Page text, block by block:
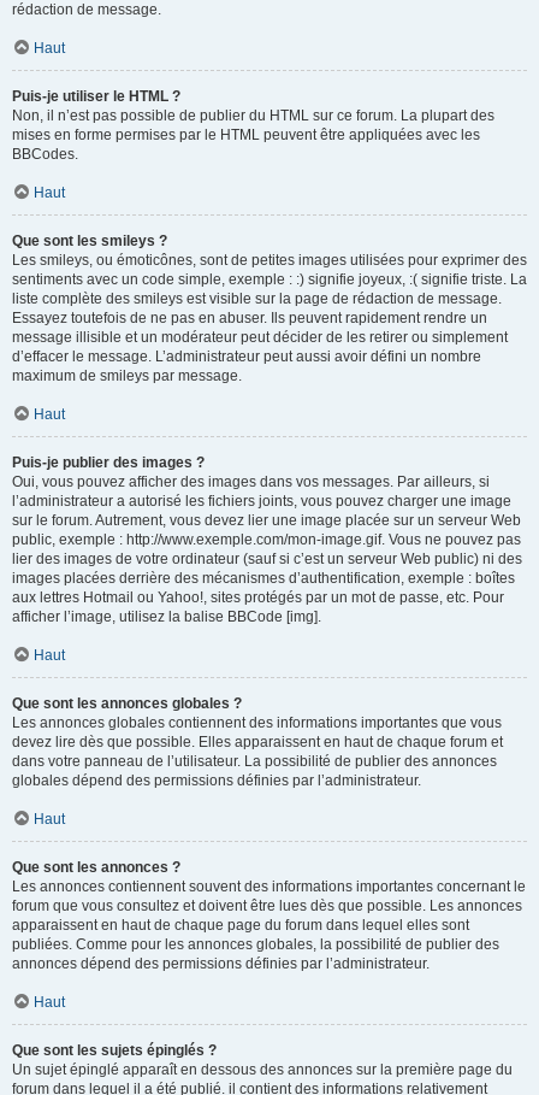
rédaction de message.
Haut
Puis-je utiliser le HTML ?
Non, il n’est pas possible de publier du HTML sur ce forum. La plupart des
mises en forme permises par le HTML peuvent être appliquées avec les
BBCodes.
Haut
Que sont les smileys ?
Les smileys, ou émoticônes, sont de petites images utilisées pour exprimer des
sentiments avec un code simple, exemple : :) signifie joyeux, :( signifie triste. La
liste complète des smileys est visible sur la page de rédaction de message.
Essayez toutefois de ne pas en abuser. Ils peuvent rapidement rendre un
message illisible et un modérateur peut décider de les retirer ou simplement
d’effacer le message. L’administrateur peut aussi avoir défini un nombre
maximum de smileys par message.
Haut
Puis-je publier des images ?
Oui, vous pouvez afficher des images dans vos messages. Par ailleurs, si
l’administrateur a autorisé les fichiers joints, vous pouvez charger une image
sur le forum. Autrement, vous devez lier une image placée sur un serveur Web
public, exemple : http://www.exemple.com/mon-image.gif. Vous ne pouvez pas
lier des images de votre ordinateur (sauf si c’est un serveur Web public) ni des
images placées derrière des mécanismes d’authentification, exemple : boîtes
aux lettres Hotmail ou Yahoo!, sites protégés par un mot de passe, etc. Pour
afficher l’image, utilisez la balise BBCode [img].
Haut
Que sont les annonces globales ?
Les annonces globales contiennent des informations importantes que vous
devez lire dès que possible. Elles apparaissent en haut de chaque forum et
dans votre panneau de l’utilisateur. La possibilité de publier des annonces
globales dépend des permissions définies par l’administrateur.
Haut
Que sont les annonces ?
Les annonces contiennent souvent des informations importantes concernant le
forum que vous consultez et doivent être lues dès que possible. Les annonces
apparaissent en haut de chaque page du forum dans lequel elles sont
publiées. Comme pour les annonces globales, la possibilité de publier des
annonces dépend des permissions définies par l’administrateur.
Haut
Que sont les sujets épinglés ?
Un sujet épinglé apparaît en dessous des annonces sur la première page du
forum dans lequel il a été publié. il contient des informations relativement